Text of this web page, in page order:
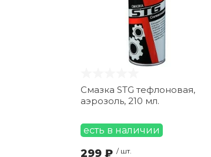
Смазка STG тефлоновая,
аэрозоль, 210 мл.
есть в наличии
299 ₽ / шт.